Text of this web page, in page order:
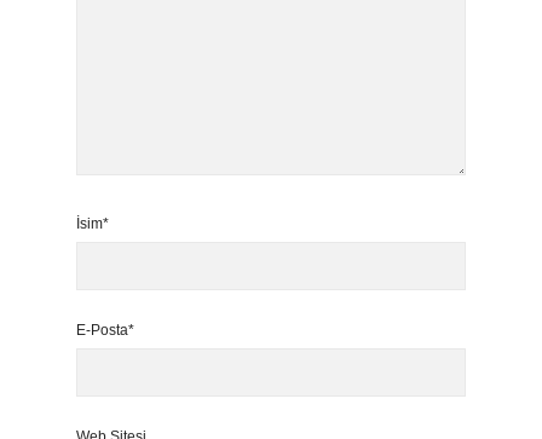
İsim*
E-Posta*